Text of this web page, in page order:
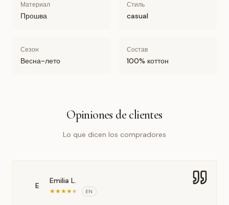
Материал
Прошва
Стиль
casual
Сезон
Весна-лето
Состав
100% коттон
Opiniones de clientes
Lo que dicen los compradores
E
Emilia L.
★★★★★ EN